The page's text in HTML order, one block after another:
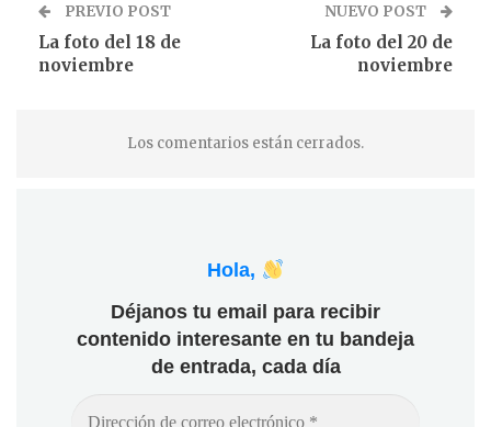
PREVIO POST
La foto del 18 de
noviembre
NUEVO POST
La foto del 20 de
noviembre
Los comentarios están cerrados.
Hola,
Déjanos tu email para recibir
contenido interesante en tu bandeja
de entrada, cada día